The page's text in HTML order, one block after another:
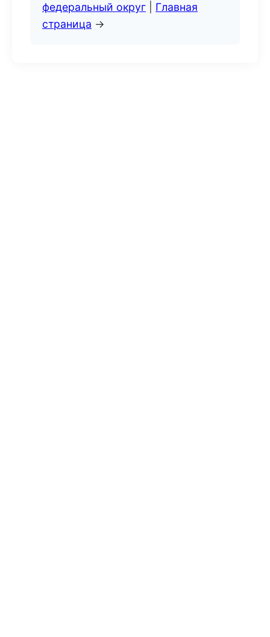
федеральный округ
Главная
страница →